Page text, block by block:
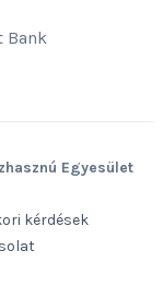
Bank
Egyesület
kérdések